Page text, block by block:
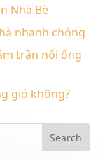
Nhà Bè
nhanh chóng
trần nối ống
gió không?